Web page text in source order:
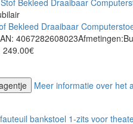
Bekleed Draaibaar
249.00€
Meer informatie over het